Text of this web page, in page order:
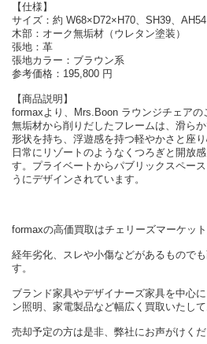
【仕様】
サイズ：約 W68×D72×H70、SH39、
木部：オーク無垢材（ウレタン塗装）
張地：革
張地カラー：ブラウン系
参考価格：195,800 円
【商品説明】
formaxより、Mrs.Boon ラウンジチェアの
無垢材から削りだしたフレームは、滑ら
形状を持ち、浮遊感を持つ軽やかさと座り
日常にリゾートのようなくつろぎと開放
す。プライベートからパブリックスペー
うにデザインされています。
formaxの高価買取はチェリーズマーケット
経年劣化、スレや小傷などがあるもので
す。
ブランド家具やデザイナーズ家具を中心
ン照明、家電製品など幅広く買取いたして
売却予定の方は是非、弊社にお声がけくだ